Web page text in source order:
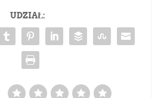
UDZIAŁ: